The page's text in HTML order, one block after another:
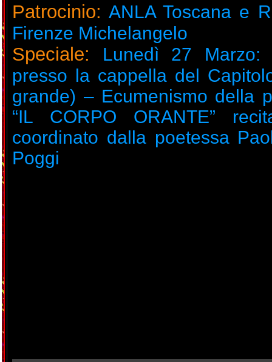
Patrocinio: ANLA Toscana e
Firenze Michelangelo
Speciale:
Lunedì 27 Marzo:
presso la cappella del
grande) – Ecumenismo della
“IL CORPO ORANTE”
coordinato dalla poetessa
Poggi